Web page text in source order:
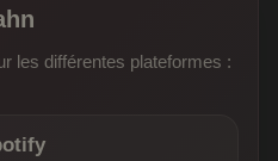
les différentes plateformes :